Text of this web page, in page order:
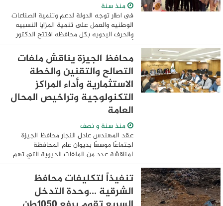
منذ سنة
فى اطار توجه الدولة لدعم وتنمية الصناعات
الوطنيه والعمل على تنمية المزايا النسبيه
والحرف اليدويه بكل محافظه افتتح الدكتور
أحمد عبد المعطي نائب محافظ الشرقية
يرافقه المهندس محمد الزاهد رئيس غرفة ...
محافظ الجيزة يناقش ملفات
التصالح والتقنين والخطة
الاستثمارية وأداء المراكز
التكنولوجية وتراخيص المحال
العامة
منذ سنة و نصف
عقد المهندس عادل النجار محافظ الجيزة
اجتماعًا موسعًا بديوان عام المحافظة
لمناقشة عدد من الملفات الحيوية التي تهم
المواطنين . واستهل المحافظ الاجتماع
بمناقشة الخطة الاستثمارية الموحدة للعام ...
تنفيذاً لتكليفات محافظ
الشرقية ...وحدة التدخل